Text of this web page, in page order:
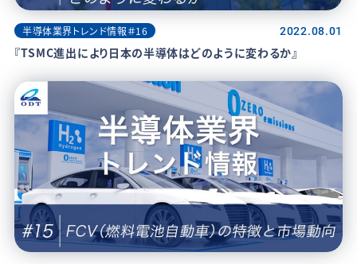
半導体業界トレンド情報＃16 2022.08.01
『TSMC進出により日本の半導体はどのように変わるか』